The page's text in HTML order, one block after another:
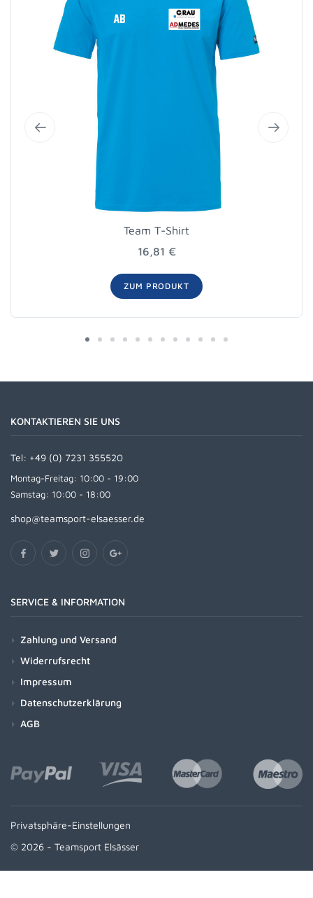
Team T-Shirt
16,81 €
ZUM PRODUKT
KONTAKTIEREN SIE UNS
Tel: +49 (0) 7231 355520
Montag-Freitag: 10:00 - 19:00
Samstag: 10:00 - 18:00
shop@teamsport-elsaesser.de
SERVICE & INFORMATION
Zahlung und Versand
Widerrufsrecht
Impressum
Datenschutzerklärung
AGB
Privatsphäre-Einstellungen
© 2026 - Teamsport Elsässer